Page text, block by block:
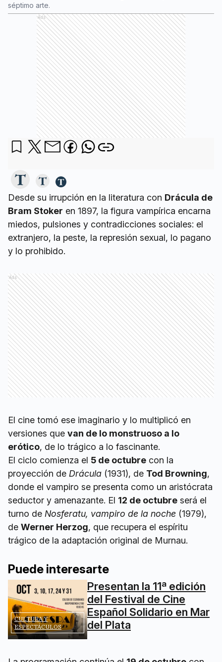
séptimo arte.
Ads
Desde su irrupción en la literatura con Drácula de
Bram Stoker en 1897, la figura vampírica encarna
miedos, pulsiones y contradicciones sociales: el
extranjero, la peste, la represión sexual, lo pagano
y lo prohibido.
Ads
El cine tomó ese imaginario y lo multiplicó en
versiones que van de lo monstruoso a lo
erótico, de lo trágico a lo fascinante.
El ciclo comienza el 5 de octubre con la
proyección de Drácula (1931), de Tod Browning,
donde el vampiro se presenta como un aristócrata
seductor y amenazante. El 12 de octubre será el
turno de Nosferatu, vampiro de la noche (1979),
de Werner Herzog, que recupera el espíritu
trágico de la adaptación original de Murnau.
Puede interesarte
CULTURA Y
ESPECTÁCULOS
Presentan la 11ª edición
del Festival de Cine
Español Solidario en Mar
del Plata